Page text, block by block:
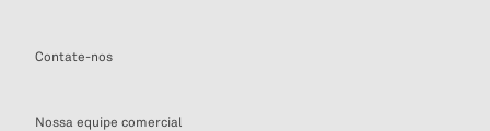
Contate-nos
Nossa equipe comercial